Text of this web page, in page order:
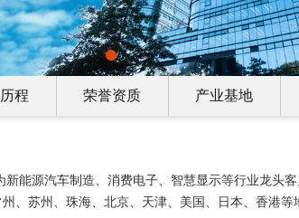
程 荣誉资质 产业基地
能源汽车制造、消费电子、智慧显示等行业龙头
苏州、珠海、北京、天津、美国、日本、香港等